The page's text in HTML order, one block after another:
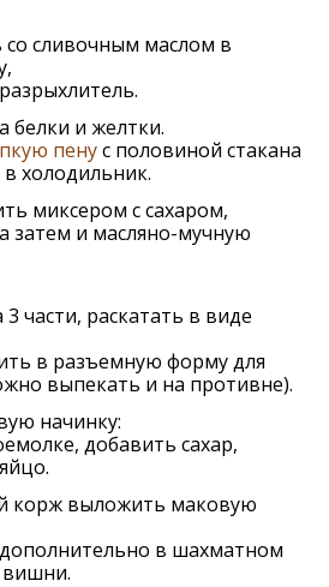
со сливочным маслом в
белки и желтки.
пенус половиной стакана
холодильник.
миксером с сахаром,
затем и масляно-мучную
части, раскатать в виде
в разъемную форму для
выпекать и на противне).
начинку:
добавить сахар,
корж выложить маковую
в шахматном